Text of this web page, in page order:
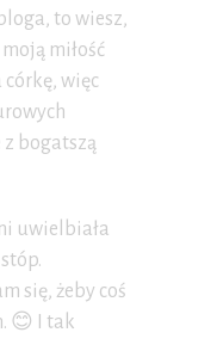
to wiesz,
miłość
więc
z bogatszą
uwielbiała
się, żeby coś
😊 I tak